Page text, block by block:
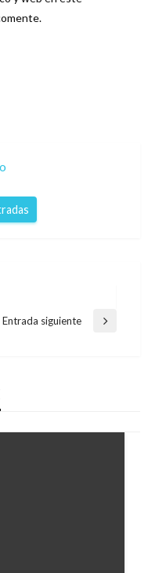
Entrada
Entrada siguiente